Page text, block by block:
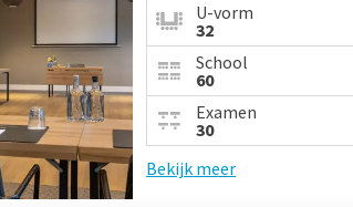
U-vorm
32
School
60
Examen
30
Bekijk meer